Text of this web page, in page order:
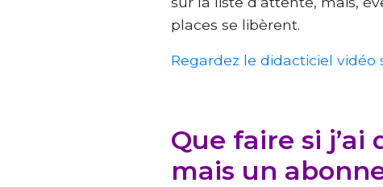
places se libèrent.
Regardez le didacticiel vidéo
Que faire si
mais un